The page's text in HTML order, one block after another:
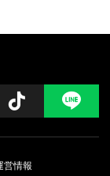
Follow
営情報